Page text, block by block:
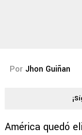
Por Jhon Guiñan
América quedó